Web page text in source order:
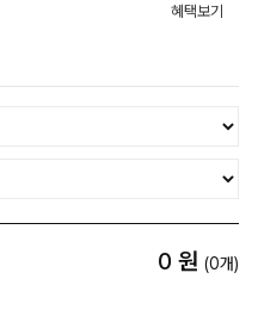
혜택보기
0 원 (0개)